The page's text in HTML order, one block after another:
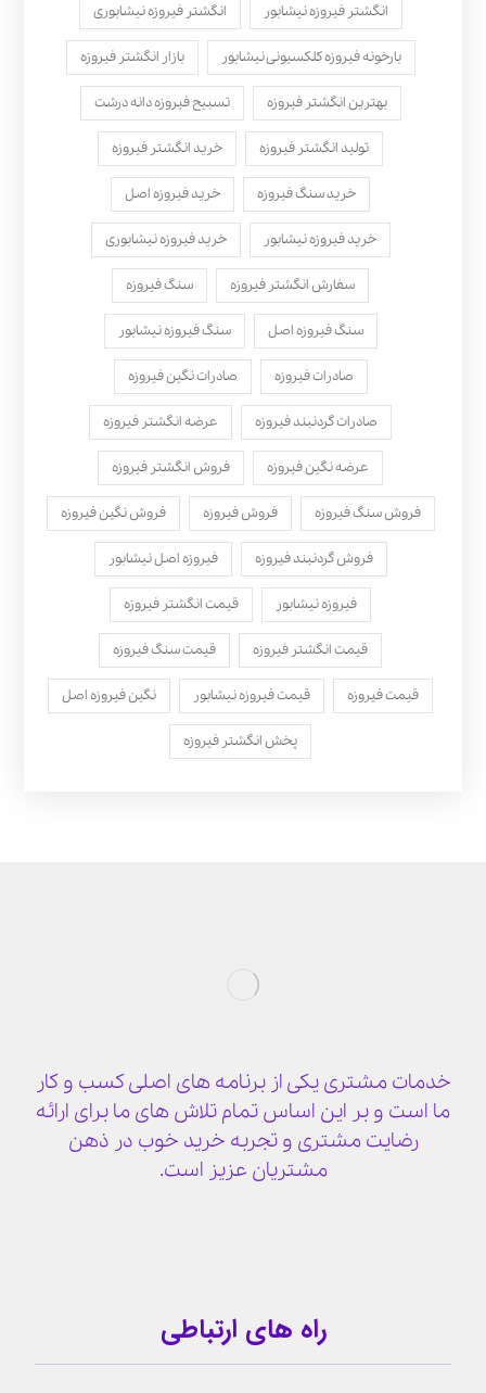
انگشتر فیروزه نیشابور انگشتر فیروزه نیشابوری
بارخونه فیروزه کلکسیونی نیشابور بازار انگشتر فیروزه
بهترین انگشتر فیروزه تسبیح فیروزه دانه درشت
تولید انگشتر فیروزه خرید انگشتر فیروزه
خرید سنگ فیروزه خرید فیروزه اصل
خرید فیروزه نیشابور خرید فیروزه نیشابوری
سفارش انگشتر فیروزه سنگ فیروزه
سنگ فیروزه اصل سنگ فیروزه نیشابور
صادرات فیروزه صادرات نگین فیروزه
صادرات گردنبند فیروزه عرضه انگشتر فیروزه
عرضه نگین فیروزه فروش انگشتر فیروزه
فروش سنگ فیروزه فروش فیروزه فروش نگین فیروزه
فروش گردنبند فیروزه فیروزه اصل نیشابور
فیروزه نیشابور قیمت انگشتر فیروزه
قیمت انگشتر فیروزه قیمت سنگ فیروزه
قیمت فیروزه قیمت فیروزه نیشابور نگین فیروزه اصل
پخش انگشتر فیروزه
خدمات مشتری یکی از برنامه های اصلی کسب و کار
ما است و بر این اساس تمام تلاش های ما برای ارائه
رضایت مشتری و تجربه خرید خوب در ذهن
مشتریان عزیز است.
راه های ارتباطی